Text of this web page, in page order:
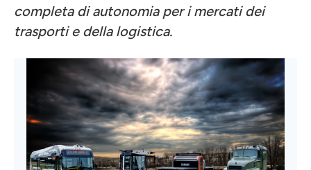
completa di autonomia per i mercati dei
trasporti e della logistica.